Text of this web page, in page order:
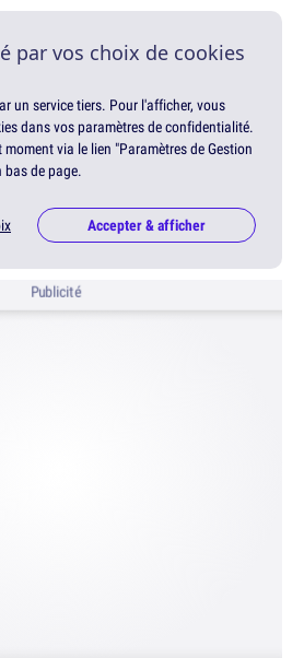
par vos choix de cookies
un service tiers. Pour l'afficher, vous
dans vos paramètres de confidentialité.
via le lien "Paramètres de Gestion
de page.
Accepter & afficher
Publicité